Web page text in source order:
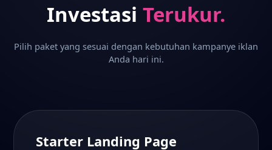
Investasi Terukur.
Pilih paket yang sesuai dengan kebutuhan kampanye iklan
Anda hari ini.
Starter Landing Page